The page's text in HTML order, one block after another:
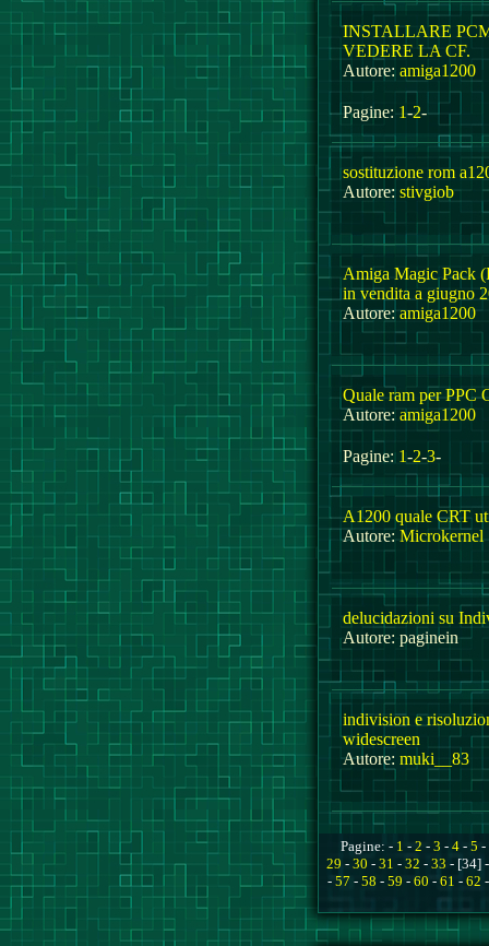
INSTALLARE
VEDERE LA CF.
Autore: amiga1200
Pagine: 1-2-
sostituzione rom
Autore: stivgiob
Amiga Magic Pack
in vendita a giugno
Autore:amiga1200
Quale ram per PPC
Autore: amiga1200
Pagine: 1-2-3-
A1200 quale CRT
Autore: Microkernel
delucidazioni su
Autore: paginein
indivision e
widescreen
Autore: muki__83
Pagine: - 1 - 2 - 3 - 4 - 5 -
29 - 30 - 31 - 32 - 33 - [34]
- 57 - 58 - 59 - 60 - 61 - 62